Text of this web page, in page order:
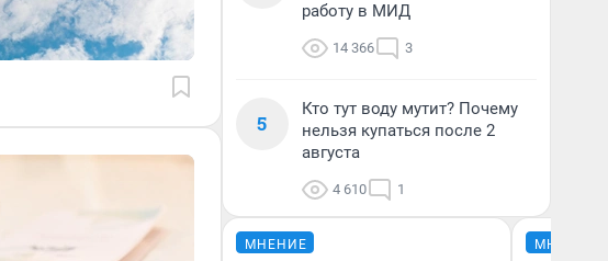
работу в МИД
14 366 3
5
Кто тут воду мутит? Почему
нельзя купаться после 2
августа
4 610 1
МНЕНИЕ МНЕНИЕ